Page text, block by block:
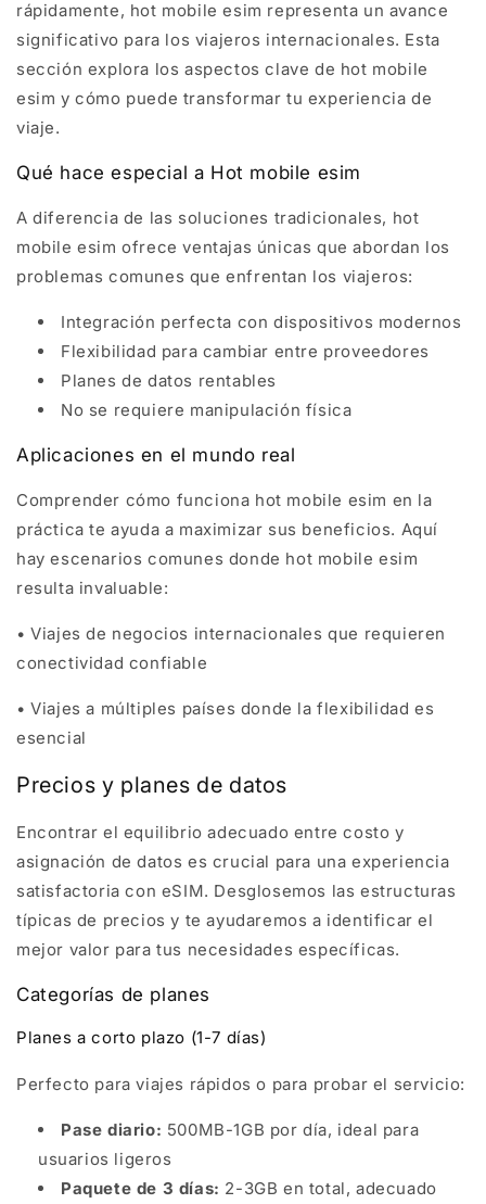
rápidamente, hot mobile esim representa un avance
significativo para los viajeros internacionales. Esta
sección explora los aspectos clave de hot mobile
esim y cómo puede transformar tu experiencia de
viaje.
Qué hace especial a Hot mobile esim
A diferencia de las soluciones tradicionales, hot
mobile esim ofrece ventajas únicas que abordan los
problemas comunes que enfrentan los viajeros:
Integración perfecta con dispositivos modernos
Flexibilidad para cambiar entre proveedores
Planes de datos rentables
No se requiere manipulación física
Aplicaciones en el mundo real
Comprender cómo funciona hot mobile esim en la
práctica te ayuda a maximizar sus beneficios. Aquí
hay escenarios comunes donde hot mobile esim
resulta invaluable:
• Viajes de negocios internacionales que requieren
conectividad confiable
• Viajes a múltiples países donde la flexibilidad es
esencial
Precios y planes de datos
Encontrar el equilibrio adecuado entre costo y
asignación de datos es crucial para una experiencia
satisfactoria con eSIM. Desglosemos las estructuras
típicas de precios y te ayudaremos a identificar el
mejor valor para tus necesidades específicas.
Categorías de planes
Planes a corto plazo (1-7 días)
Perfecto para viajes rápidos o para probar el servicio:
Pase diario: 500MB-1GB por día, ideal para
usuarios ligeros
Paquete de 3 días: 2-3GB en total, adecuado